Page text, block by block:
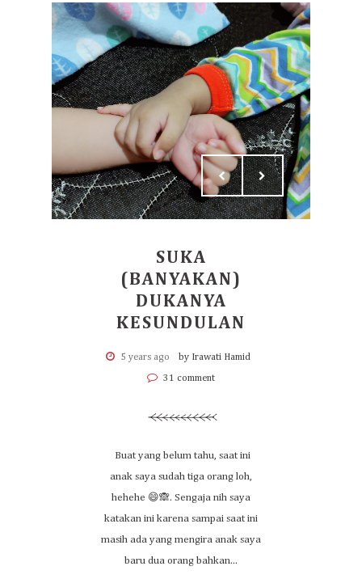
SUKA
(BANYAKAN)
DUKANYA
KESUNDULAN
5 years ago by Irawati Hamid
31 comment
Buat yang belum tahu, saat ini
anak saya sudah tiga orang loh,
hehehe 😄🙈. Sengaja nih saya
katakan ini karena sampai saat ini
masih ada yang mengira anak saya
baru dua orang bahkan...